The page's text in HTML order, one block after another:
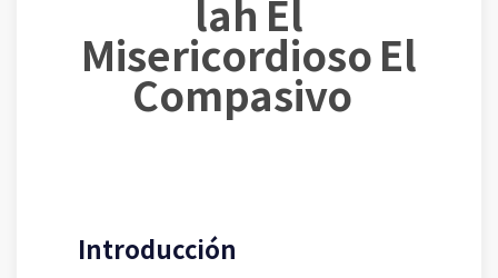
lah El
Misericordioso El
Compasivo
Introducción